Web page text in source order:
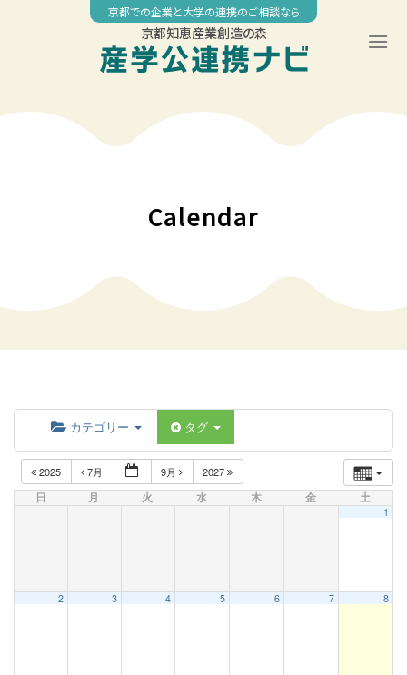
京都での企業と大学の連携のご相談なら
京都知恵産業創造の森
Calendar
カテゴリー タグ
2025 7月 9月 2027
日 月 火 水 木 金 土
1
2 3 4 5 6 7 8